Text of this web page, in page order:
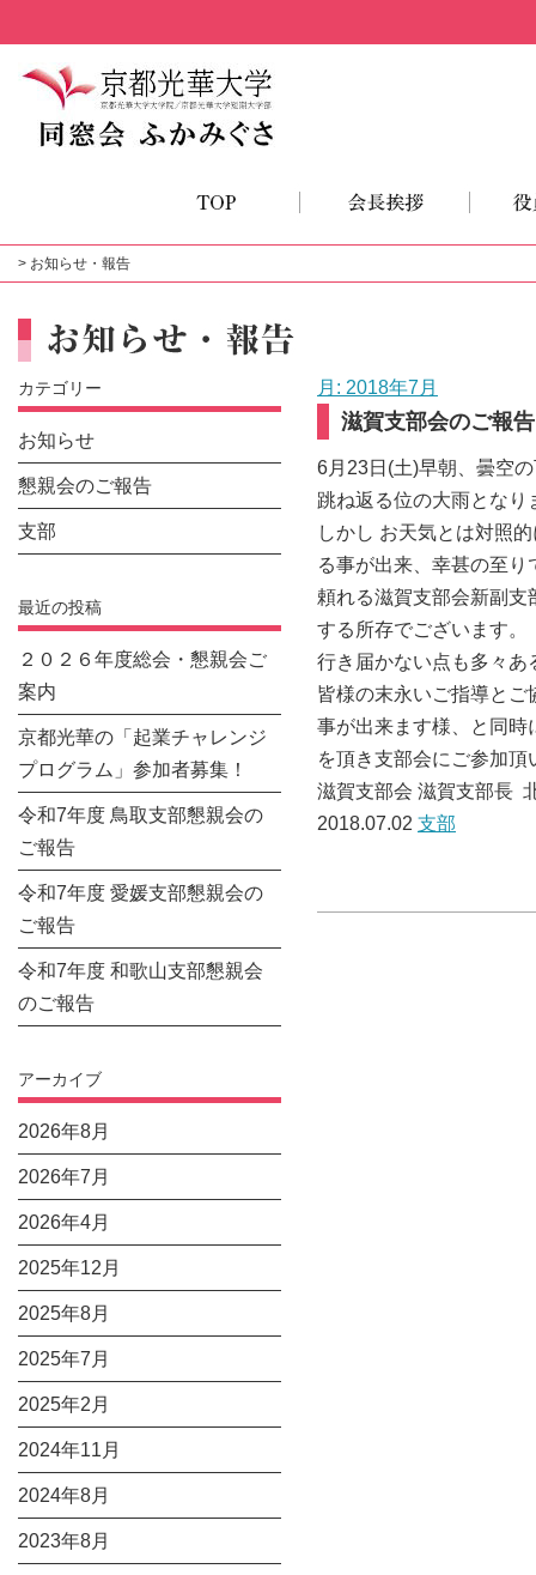
> お知らせ・報告
月: 2018年7月
滋賀支部会のご報告
6月23日(土)早朝、曇空
跳ね返る位の大雨となり
しかし お天気とは対照
る事が出来、幸甚の至り
頼れる滋賀支部会新副
する所存でございます。
行き届かない点も多々あ
皆様の末永いご指導と
事が出来ます様、と同時
を頂き支部会にご参加
滋賀支部会 滋賀支部長
2018.07.02 支部
カテゴリー
お知らせ
懇親会のご報告
支部
最近の投稿
２０２６年度総会・懇親会ご
案内
京都光華の「起業チャレンジ
プログラム」参加者募集！
令和7年度 鳥取支部懇親会の
ご報告
令和7年度 愛媛支部懇親会の
ご報告
令和7年度 和歌山支部懇親会
のご報告
アーカイブ
2026年8月
2026年7月
2026年4月
2025年12月
2025年8月
2025年7月
2025年2月
2024年11月
2024年8月
2023年8月